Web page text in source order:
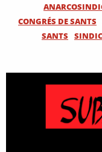
CONGRÉS DE SANTS
SANTS